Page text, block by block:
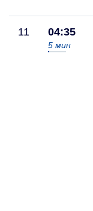
11 04:35
5 мин